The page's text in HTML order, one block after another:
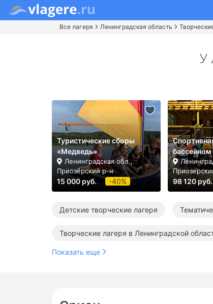
Все лагеря Ленинградская область
У
Туристические сборы
«Медведь»
Ленинградская обл.,
Приозёрский р-н
15 000 руб. -40%
бассейном
98 120 руб.
Детские творческие лагеря
Творческие лагеря в Ленинградской
Показать еще